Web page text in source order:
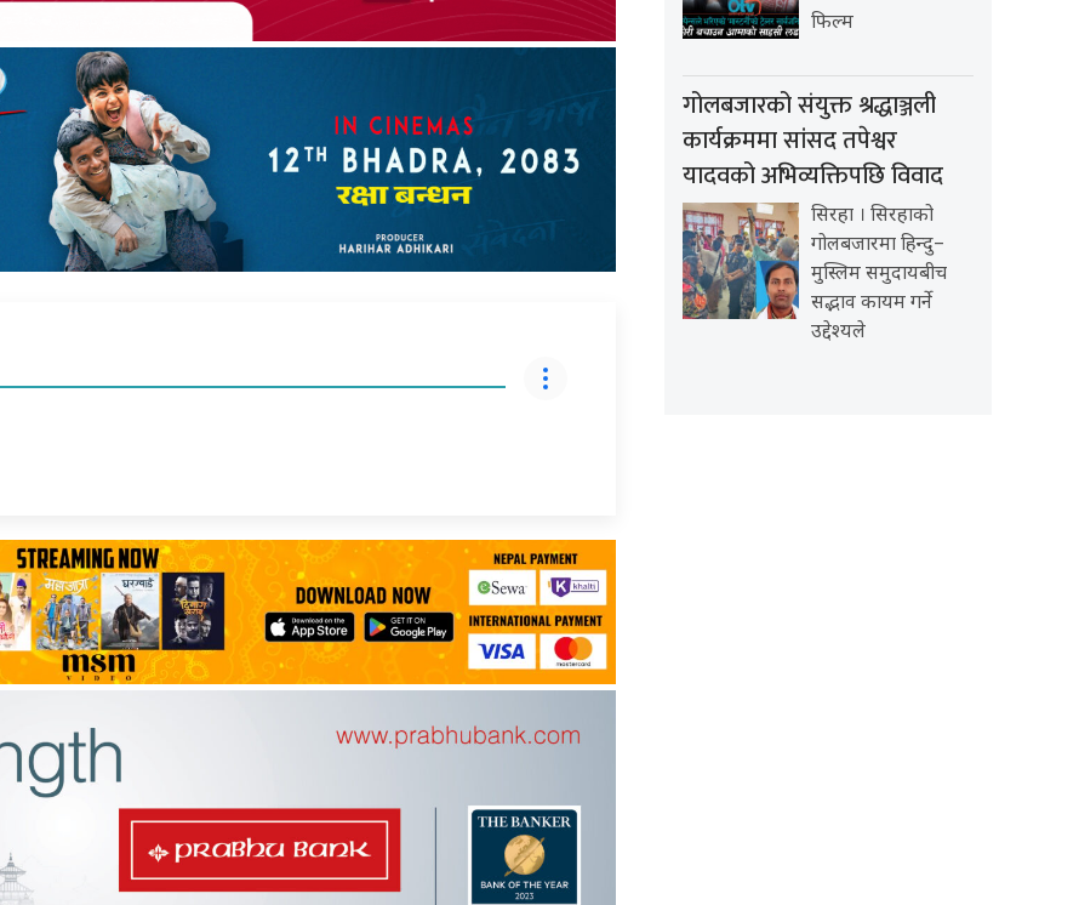
फिल्म
गोलबजारको संयुक्त श्रद्धाञ्जली
कार्यक्रममा सांसद तपेश्वर
यादवको अभिव्यक्तिपछि विवाद
सिरहा । सिरहाको
गोलबजारमा हिन्दु–
मुस्लिम समुदायबीच
सद्भाव कायम गर्ने
उद्देश्यले